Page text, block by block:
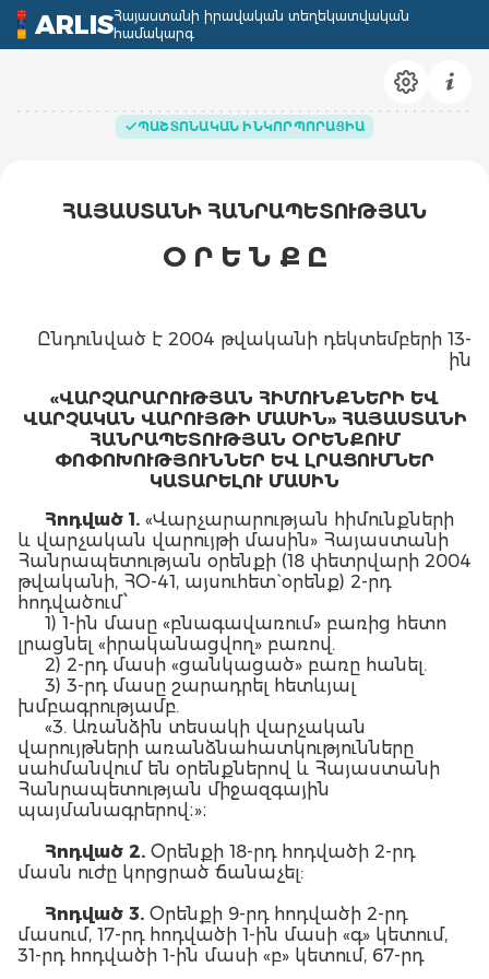
ARLISՀայաստանի իրավական տեղեկատվական
համակարգ
ՊԱՇՏՈՆԱԿԱՆ ԻՆԿՈՐՊՈՐԱՑԻԱ
ՀԱՅԱՍՏԱՆԻ ՀԱՆՐԱՊԵՏՈՒԹՅԱՆ
Օ Ր Ե Ն Ք Ը
Ընդունված է 2004 թվականի դեկտեմբերի 13-
ին
«ՎԱՐՉԱՐԱՐՈՒԹՅԱՆ ՀԻՄՈՒՆՔՆԵՐԻ ԵՎ
ՎԱՐՉԱԿԱՆ ՎԱՐՈՒՅԹԻ ՄԱՍԻՆ» ՀԱՅԱՍՏԱՆԻ
ՀԱՆՐԱՊԵՏՈՒԹՅԱՆ ՕՐԵՆՔՈՒՄ
ՓՈՓՈԽՈՒԹՅՈՒՆՆԵՐ ԵՎ ԼՐԱՑՈՒՄՆԵՐ
ԿԱՏԱՐԵԼՈՒ ՄԱՍԻՆ
Հոդված 1. «Վարչարարության հիմունքների
և վարչական վարույթի մասին» Հայաստանի
Հանրապետության օրենքի (18 փետրվարի 2004
թվականի, ՀՕ-41, այսուհետ` օրենք) 2-րդ
հոդվածում՝
1) 1-ին մասը «բնագավառում» բառից հետո
լրացնել «իրականացվող» բառով.
2) 2-րդ մասի «ցանկացած» բառը հանել.
3) 3-րդ մասը շարադրել հետևյալ
խմբագրությամբ.
«3. Առանձին տեսակի վարչական
վարույթների առանձնահատկությունները
սահմանվում են օրենքներով և Հայաստանի
Հանրապետության միջազգային
պայմանագրերով։»։
Հոդված 2. Օրենքի 18-րդ հոդվածի 2-րդ
մասն ուժը կորցրած ճանաչել:
Հոդված 3. Օրենքի 9-րդ հոդվածի 2-րդ
մասում, 17-րդ հոդվածի 1-ին մասի «գ» կետում,
31-րդ հոդվածի 1-ին մասի «բ» կետում, 67-րդ